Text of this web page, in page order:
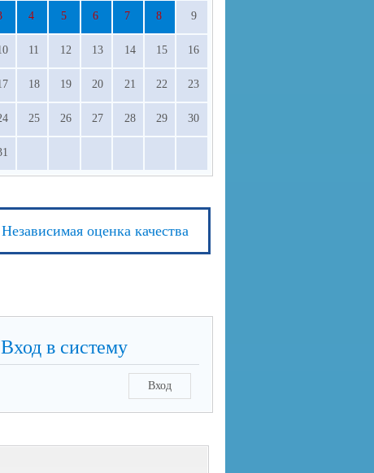
4 5 6 7 8 9
11 12 13 14 15 16
18 19 20 21 22 23
25 26 27 28 29 30
Независимая оценка качества
Вход в систему
Вход